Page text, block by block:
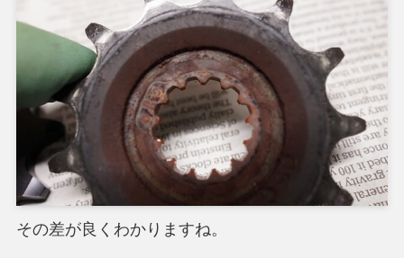
その差が良くわかりますね。